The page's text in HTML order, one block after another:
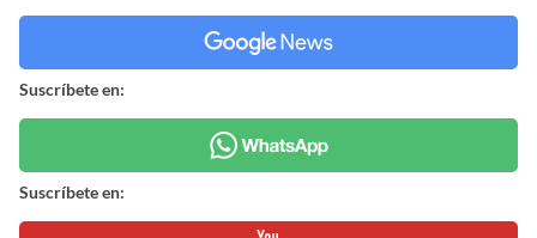
Suscríbete en:
Suscríbete en: